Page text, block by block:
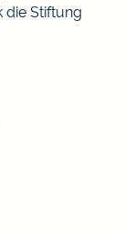
die Stiftung